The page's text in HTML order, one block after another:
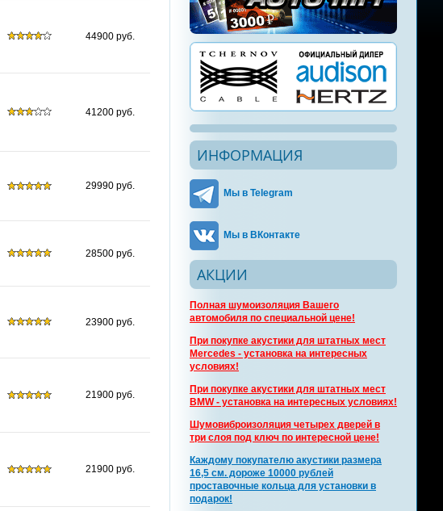
44900 руб.
41200 руб.
29990 руб.
28500 руб.
23900 руб.
21900 руб.
21900 руб.
ИНФОРМАЦИЯ
Мы в Telegram
Мы в ВКонтакте
АКЦИИ
Полная шумоизоляция Вашего
автомобиля по специальной цене!
При покупке акустики для штатных мест
Mercedes - установка на интересных
условиях!
При покупке акустики для штатных мест
BMW - установка на интересных условиях!
Шумовиброизоляция четырех дверей в
три слоя под ключ по интересной цене!
Каждому покупателю акустики размера
16,5 см. дороже 10000 рублей
проставочные кольца для установки в
подарок!